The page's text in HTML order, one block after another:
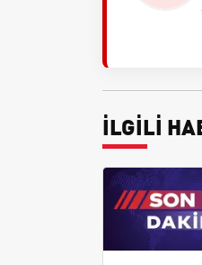
İLGİLİ